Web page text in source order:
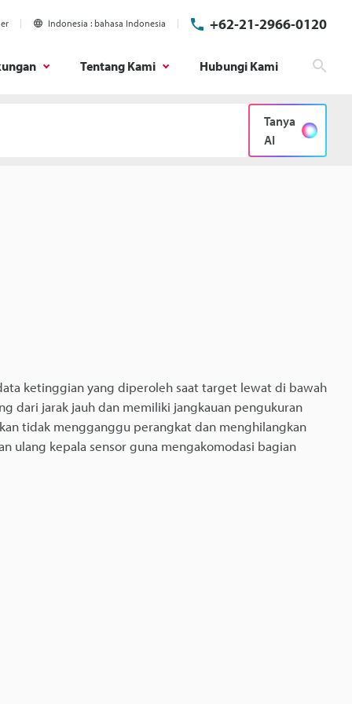
Indonesia bahasa Indonesia +62-21-2966-0120
Tentang Kami Hubungi Kami
Tanya
AI
ketinggian yang diperoleh saat target lewat di bawah
dari jarak jauh dan memiliki jangkauan pengukuran
tidak mengganggu perangkat dan menghilangkan
ulang kepala sensor guna mengakomodasi bagian